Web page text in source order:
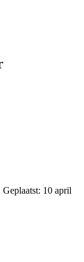
Geplaatst: 10 april